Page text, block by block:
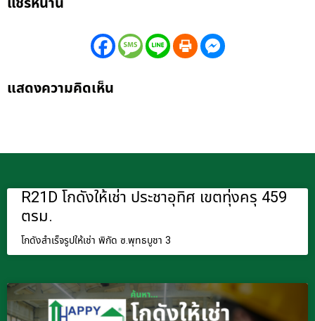
แสดงความคิดเห็น
R21D โกดังให้เช่า ประชาอุทิศ เขตทุ่งครุ 459
ตรม.
โกดังสำเร็จรูปให้เช่า พิกัด ซ.พุทธบูชา 3